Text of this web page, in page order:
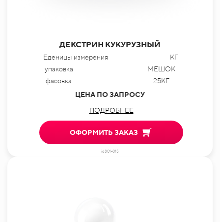
ДЕКСТРИН КУКУРУЗНЫЙ
Еденицы измерения
КГ
упаковка
МЕШОК
фасовка
25КГ
ЦЕНА ПО ЗАПРОСУ
ПОДРОБНЕЕ
ОФОРМИТЬ ЗАКАЗ
id801-015